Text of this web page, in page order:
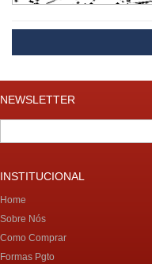
NEWSLETTER
INSTITUCIONAL
Home
Sobre Nós
Como Comprar
Formas Pgto